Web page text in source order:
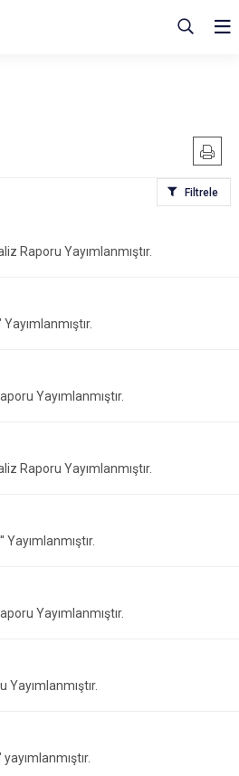
Filtrele
Raporu Yayımlanmıştır.
Yayımlanmıştır.
Raporu Yayımlanmıştır.
Yayımlanmıştır.